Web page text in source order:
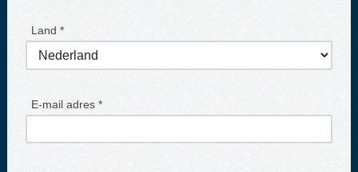
Land *
E-mail adres *